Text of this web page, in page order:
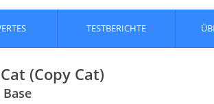
TESTBERICHTE
(Copy Cat)